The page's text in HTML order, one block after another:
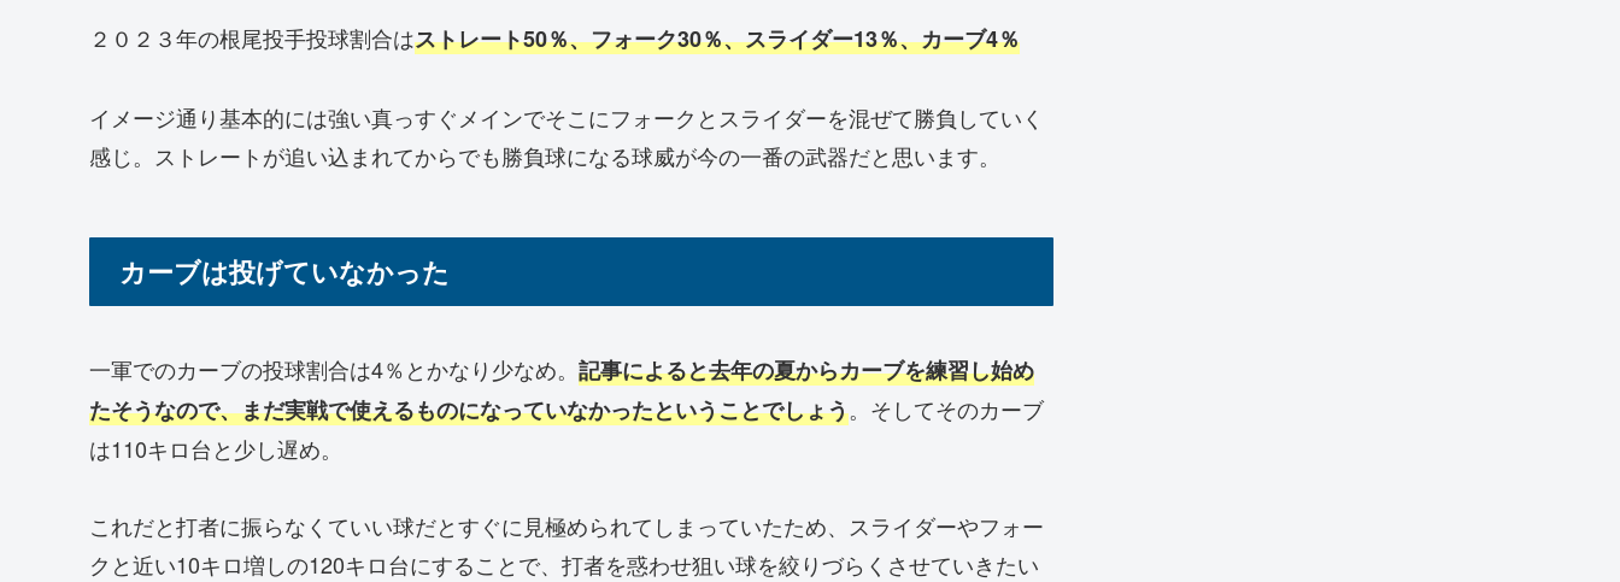
２０２３年の根尾投手投球割合はストレート50％、フォーク30％、スライダー13％、カーブ4％
イメージ通り基本的には強い真っすぐメインでそこにフォークとスライダーを混ぜて勝負していく
感じ。ストレートが追い込まれてからでも勝負球になる球威が今の一番の武器だと思います。
カーブは投げていなかった
一軍でのカーブの投球割合は4％とかなり少なめ。 記事によると去年の夏からカーブを練習し始め
たそうなので、まだ実戦で使えるものになっていなかったということでしょう。そしてそのカーブ
は110キロ台と少し遅め。
これだと打者に振らなくていい球だとすぐに見極められてしまっていたため、スライダーやフォー
クと近い10キロ増しの120キロ台にすることで、打者を惑わせ狙い球を絞りづらくさせていきたい